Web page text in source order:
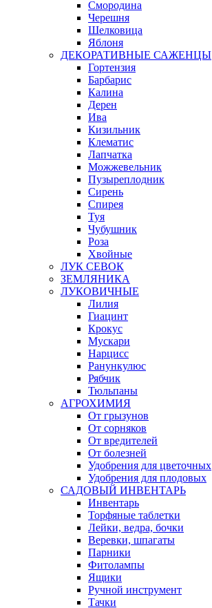
Смородина
Черешня
Шелковица
Яблоня
ДЕКОРАТИВНЫЕ САЖЕНЦЫ
Гортензия
Барбарис
Калина
Дерен
Ива
Кизильник
Клематис
Лапчатка
Можжевельник
Пузыреплодник
Сирень
Спирея
Туя
Чубушник
Роза
Хвойные
ЛУК СЕВОК
ЗЕМЛЯНИКА
ЛУКОВИЧНЫЕ
Лилия
Гиацинт
Крокус
Мускари
Нарцисс
Ранункулюс
Рябчик
Тюльпаны
АГРОХИМИЯ
От грызунов
От сорняков
От вредителей
От болезней
Удобрения для цветочных
Удобрения для плодовых
САДОВЫЙ ИНВЕНТАРЬ
Инвентарь
Торфяные таблетки
Лейки, ведра, бочки
Веревки, шпагаты
Парники
Фитолампы
Ящики
Ручной инструмент
Тачки